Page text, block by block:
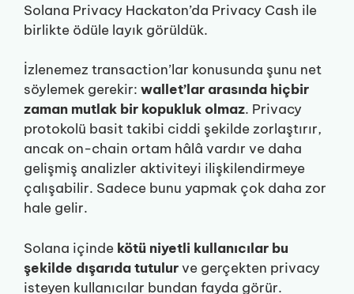
Solana Privacy Hackaton’da Privacy Cash ile
birlikte ödüle layık görüldük.
İzlenemez transaction’lar konusunda şunu net
söylemek gerekir: wallet’lar arasında hiçbir
zaman mutlak bir kopukluk olmaz. Privacy
protokolü basit takibi ciddi şekilde zorlaştırır,
ancak on-chain ortam hâlâ vardır ve daha
gelişmiş analizler aktiviteyi ilişkilendirmeye
çalışabilir. Sadece bunu yapmak çok daha zor
hale gelir.
Solana içinde kötü niyetli kullanıcılar bu
şekilde dışarıda tutulurve gerçekten privacy
isteyen kullanıcılar bundan fayda görür.